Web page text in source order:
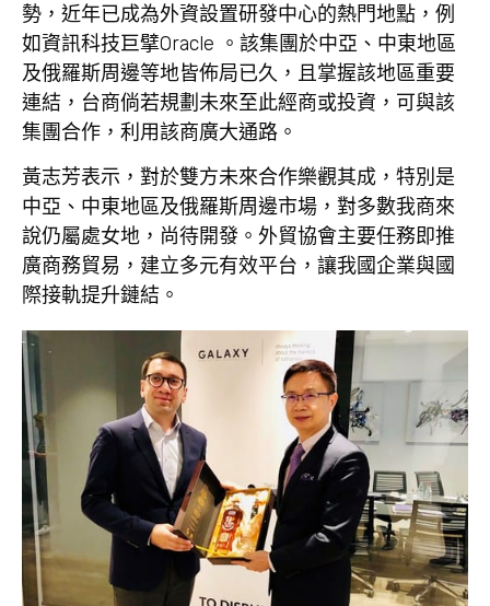
勢，近年已成為外資設置研發中心的熱門地點，例
如資訊科技巨擘Oracle 。該集團於中亞、中東地區
及俄羅斯周邊等地皆佈局已久，且掌握該地區重要
連結，台商倘若規劃未來至此經商或投資，可與該
集團合作，利用該商廣大通路。
黃志芳表示，對於雙方未來合作樂觀其成，特別是
中亞、中東地區及俄羅斯周邊市場，對多數我商來
說仍屬處女地，尚待開發。外貿協會主要任務即推
廣商務貿易，建立多元有效平台，讓我國企業與國
際接軌提升鏈結。